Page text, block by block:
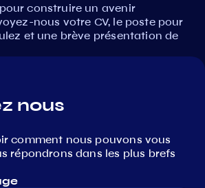
construire un avenir
nous votre CV, le poste pour
et une brève présentation de
nous
comment nous pouvons vous
répondrons dans les plus brefs